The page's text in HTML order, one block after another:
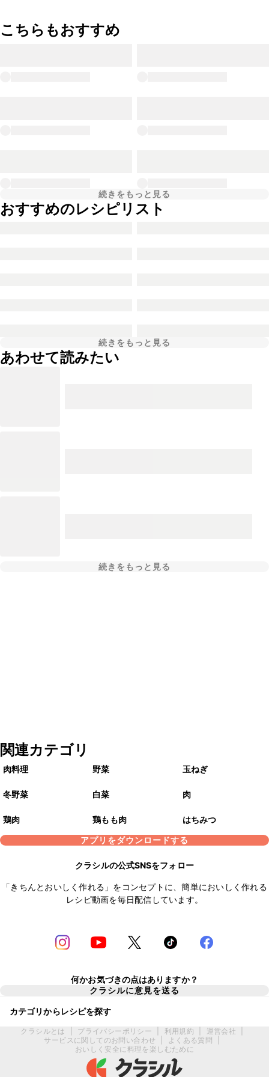
こちらもおすすめ
続きをもっと見る
おすすめのレシピリスト
続きをもっと見る
あわせて読みたい
続きをもっと見る
関連カテゴリ
肉料理 野菜 玉ねぎ
冬野菜 白菜 肉
鶏肉 鶏もも肉
はちみつ
アプリをダウンロードする
クラシルの公式SNSをフォロー
「きちんとおいしく作れる」をコンセプトに、簡単においしく作れる
レシピ動画を毎日配信しています。
何かお気づきの点はありますか？
クラシルに意見を送る
カテゴリからレシピを探す
クラシルとは プライバシーポリシー 利用規約 運営会社
サービスに関してのお問い合わせ
よくある質問
おいしく安全に料理を楽しむために